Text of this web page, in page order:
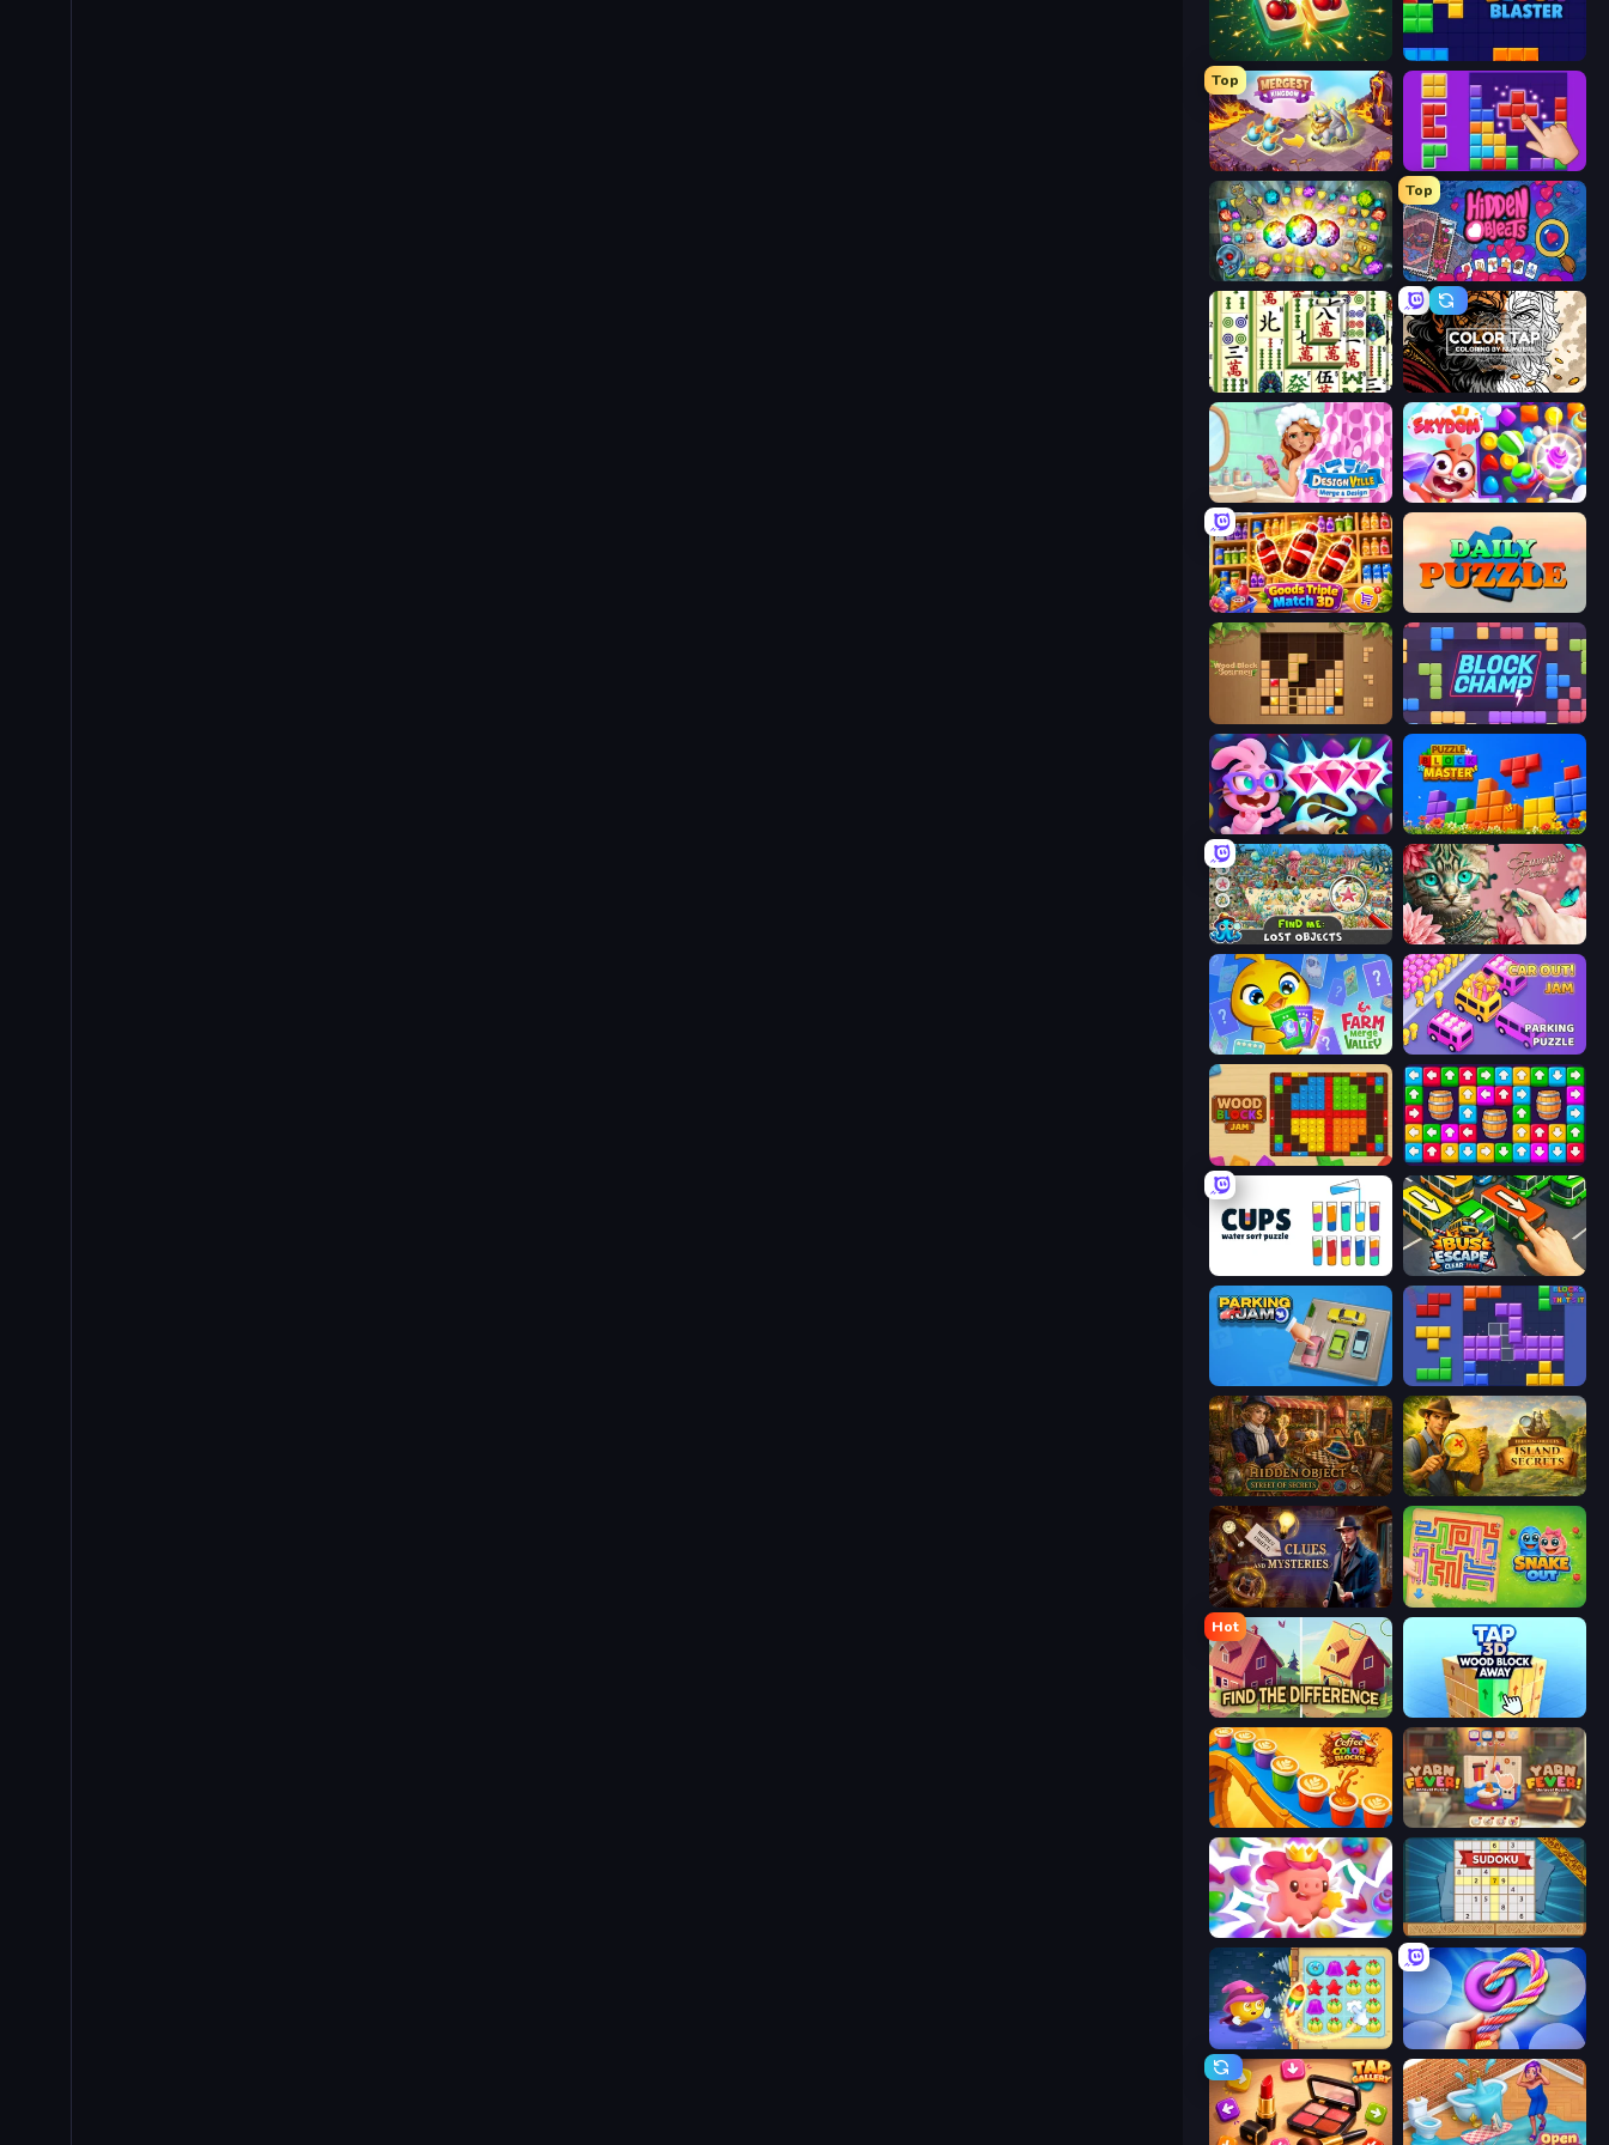
Mahjong Puzzle: Tile Match Block Blaster
Top
Mergest Kingdom BlockBuster Puzzle
Forgotten Treasure 2
Top
Hidden Objects
Mahjong Shanghai Color Tap: Coloring by Numbers
Designville: Merge & Design Skydom
Goods Triple Match 3D
Wood Block Journey Block Champ
Skydom: Reforged Puzzle Block Master
Find Me: Lost Objects Favorite Puzzles
Farm Merge Valley Car OUT! Jam Parking Puzzle
Wood Blocks Jam Tap Away Story
Cups - Water Sort Puzzle Bus Escape: Clear Jam
Blocks and that’s it
Hidden Object: Street Of Secrets Hidden Objects: Island Secrets
Hidden Object: Clues and Mysteries Snake Out: Maze Escape
Hot
Find The Difference
Coffee Color Blocks Yarn Fever! Unravel Puzzle
Match Arena Sudoku Online
Candy Riddles Twisted Tangle